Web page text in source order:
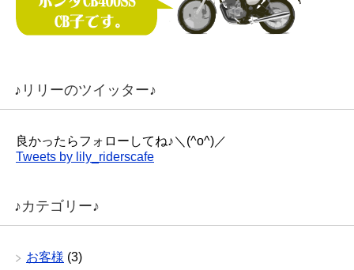
♪リリーのツイッター♪
良かったらフォローしてね♪＼(^o^)／
Tweets by lily_riderscafe
♪カテゴリー♪
お客様 (3)